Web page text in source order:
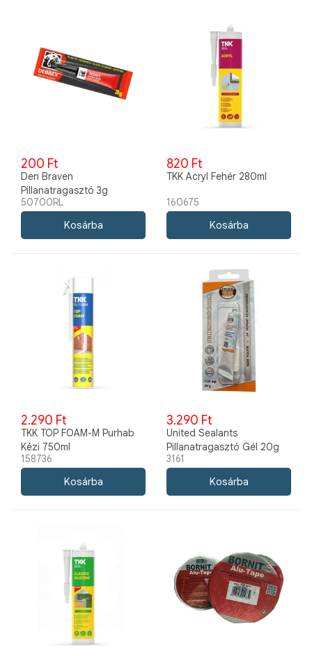
200 Ft
Den Braven
Pillanatragasztó 3g
50700RL
820 Ft
TKK Acryl Fehér 280ml
160675
2.290 Ft
TKK TOP FOAM-M Purhab
Kézi 750ml
158736
3.290 Ft
United Sealants
Pillanatragasztó Gél 20g
3161